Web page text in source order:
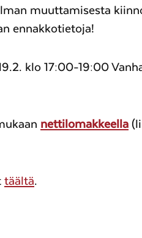
muuttamisesta
ennakkotietoja!
klo 17:00-19:00
nettilomakkeella
täältä.